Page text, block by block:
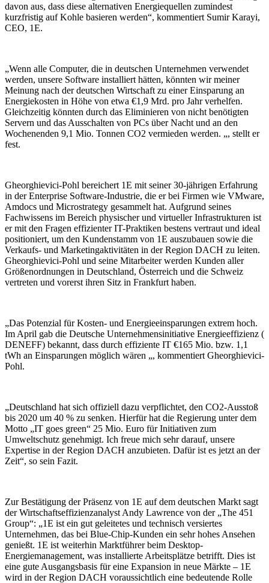
davon aus, dass diese alternativen Energiequellen zumindest
kurzfristig auf Kohle basieren werden“, kommentiert Sumir Karayi,
CEO, 1E.
„Wenn alle Computer, die in deutschen Unternehmen verwendet
werden, unsere Software installiert hätten, könnten wir meiner
Meinung nach der deutschen Wirtschaft zu einer Einsparung an
Energiekosten in Höhe von etwa €1,9 Mrd. pro Jahr verhelfen.
Gleichzeitig könnten durch das Eliminieren von nicht benötigten
Servern und das Ausschalten von PCs über Nacht und an den
Wochenenden 9,1 Mio. Tonnen CO2 vermieden werden. „, stellt er
fest.
Gheorghievici-Pohl bereichert 1E mit seiner 30-jährigen Erfahrung
in der Enterprise Software-Industrie, die er bei Firmen wie VMware,
Amdocs und Microstrategy gesammelt hat. Aufgrund seines
Fachwissens im Bereich physischer und virtueller Infrastrukturen ist
er mit den Fragen effizienter IT-Praktiken bestens vertraut und ideal
positioniert, um den Kundenstamm von 1E auszubauen sowie die
Verkaufs- und Marketingaktivitäten in der Region DACH zu leiten.
Gheorghievici-Pohl und seine Mitarbeiter werden Kunden aller
Größenordnungen in Deutschland, Österreich und die Schweiz
vertreten und vorerst ihren Sitz in Frankfurt haben.
„Das Potenzial für Kosten- und Energieeinsparungen extrem hoch.
Im April gab die Deutsche Unternehmensinitiative Energieeffizienz (
DENEFF) bekannt, dass durch effiziente IT €165 Mio. bzw. 1,1
tWh an Einsparungen möglich wären „, kommentiert Gheorghievici-
Pohl.
„Deutschland hat sich offiziell dazu verpflichtet, den CO2-Ausstoß
bis 2020 um 40 % zu senken. Hierfür hat die Regierung unter dem
Motto „IT goes green“ 25 Mio. Euro für Initiativen zum
Umweltschutz genehmigt. Ich freue mich sehr darauf, unsere
Expertise in der Region DACH anzubieten. Dafür ist es jetzt an der
Zeit“, so sein Fazit.
Zur Bestätigung der Präsenz von 1E auf dem deutschen Markt sagt
der Wirtschaftseffizienzanalyst Andy Lawrence von der „The 451
Group“: „1E ist ein gut geleitetes und technisch versiertes
Unternehmen, das bei Blue-Chip-Kunden ein sehr hohes Ansehen
genießt. 1E ist weiterhin Marktführer beim Desktop-
Energiemanagement, was installierte Arbeitsplätze betrifft. Dies ist
eine gute Ausgangsbasis für eine Expansion in neue Märkte – 1E
wird in der Region DACH voraussichtlich eine bedeutende Rolle